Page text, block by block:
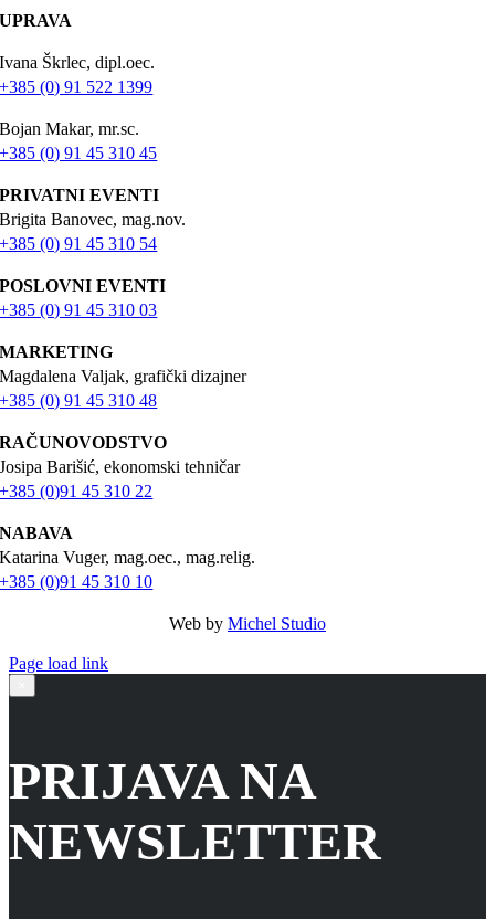
UPRAVA
Ivana Škrlec, dipl.oec.
+385 (0) 91 522 1399
Bojan Makar, mr.sc.
+385 (0) 91 45 310 45
PRIVATNI EVENTI
Brigita Banovec, mag.nov.
+385 (0) 91 45 310 54
POSLOVNI EVENTI
+385 (0) 91 45 310 03
MARKETING
Magdalena Valjak, grafički dizajner
+385 (0) 91 45 310 48
RAČUNOVODSTVO
Josipa Barišić, ekonomski tehničar
+385 (0)91 45 310 22
NABAVA
Katarina Vuger, mag.oec., mag.relig.
+385 (0)91 45 310 10
Web by Michel Studio
Page load link
Go
to
PRIJAVA NA
NEWSLETTER